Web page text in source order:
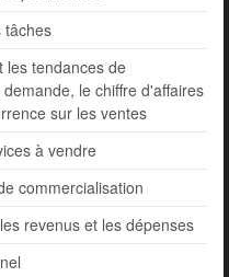
tâches
les tendances de
le chiffre d'affaires
sur les ventes
à vendre
commercialisation
revenus et les dépenses